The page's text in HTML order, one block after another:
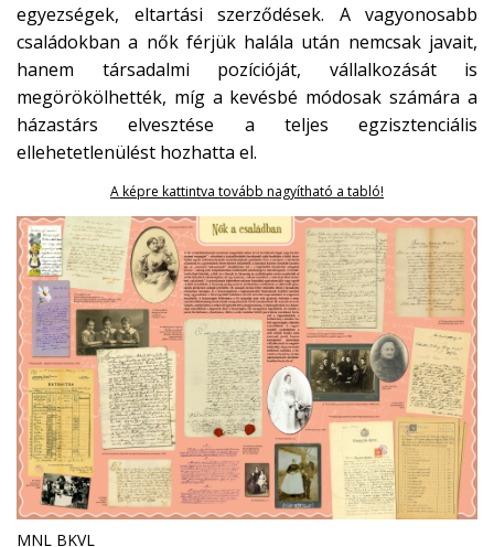
egyezségek, eltartási szerződések. A vagyonosabb
családokban a nők férjük halála után nemcsak javait,
hanem társadalmi pozícióját, vállalkozását is
megörökölhették, míg a kevésbé módosak számára a
házastárs elvesztése a teljes egzisztenciális
ellehetetlenülést hozhatta el.
A képre kattintva tovább nagyítható a tabló!
MNL BKVL